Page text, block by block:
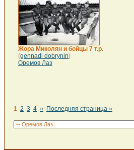
Жора Миколян и бойцы 7 т.р.
(gennadi dobrynin)
Оремов Лаз
1 2 3 4 » Последняя страница »